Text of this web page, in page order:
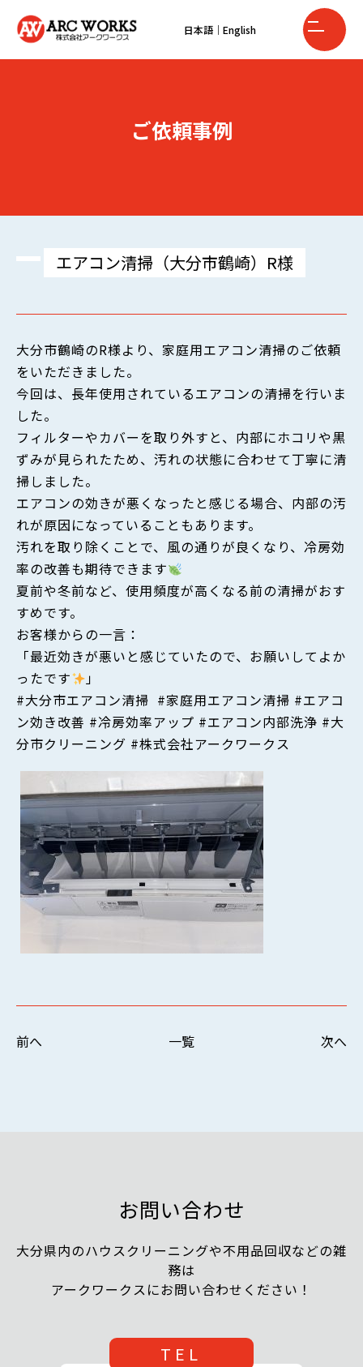
日本語 ｜ English
ご依頼事例
エアコン清掃（大分市鶴崎）R様
大分市鶴崎のR様より、家庭用エアコン清掃のご依頼
をいただきました。
今回は、長年使用されているエアコンの清掃を行いま
した。
フィルターやカバーを取り外すと、内部にホコリや黒
ずみが見られたため、汚れの状態に合わせて丁寧に清
掃しました。
エアコンの効きが悪くなったと感じる場合、内部の汚
れが原因になっていることもあります。
汚れを取り除くことで、風の通りが良くなり、冷房効
率の改善も期待できます
夏前や冬前など、使用頻度が高くなる前の清掃がおす
すめです。
お客様からの一言：
「最近効きが悪いと感じていたので、お願いしてよか
ったです
」
#大分市エアコン清掃 #家庭用エアコン清掃 #エアコ
ン効き改善 #冷房効率アップ #エアコン内部洗浄 #大
分市クリーニング #株式会社アークワークス
前へ 一覧 次へ
お問い合わせ
大分県内のハウスクリーニングや不用品回収などの雑
務は
アークワークスにお問い合わせください！
TEL